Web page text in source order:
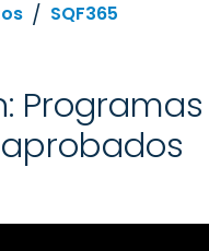
SQF365
Programas